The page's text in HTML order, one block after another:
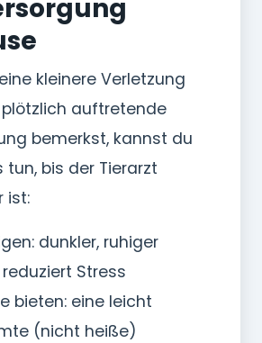
kleinere Verletzung
auftretende
bemerkst, kannst du
bis der Tierarzt
ist:
dunkler, ruhiger
Stress
bieten: eine leicht
(nicht heiße)